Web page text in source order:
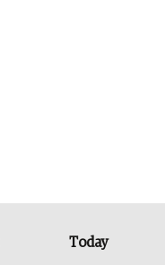
Today